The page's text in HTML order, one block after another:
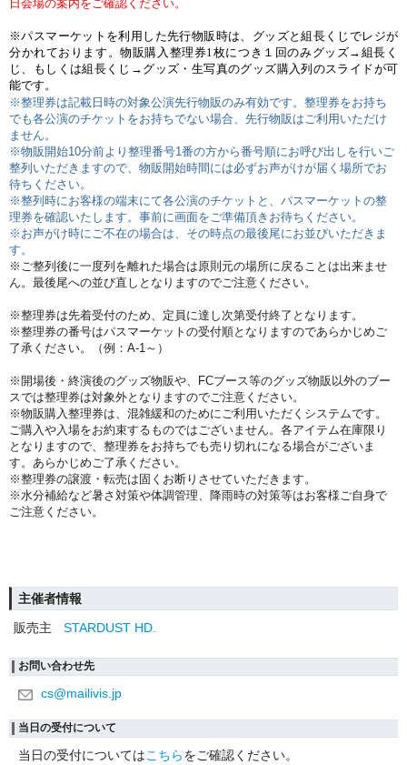
日会場の案内をご確認ください。
※パスマーケットを利用した先行物販時は、グッズと組長くじでレジが
分かれております。物販購入整理券1枚につき１回のみグッズ→組長く
じ、もしくは組長くじ→グッズ・生写真のグッズ購入列のスライドが可
能です。
※整理券は記載日時の対象公演先行物販のみ有効です。整理券をお持ち
でも各公演のチケットをお持ちでない場合、先行物販はご利用いただけ
ません。
※物販開始10分前より整理番号1番の方から番号順にお呼び出しを行いご
整列いただきますので、物販開始時間には必ずお声がけが届く場所でお
待ちください。
※整列時にお客様の端末にて各公演のチケットと、パスマーケットの整
理券を確認いたします。事前に画面をご準備頂きお待ちください。
※お声がけ時にご不在の場合は、その時点の最後尾にお並びいただきま
す。
※ご整列後に一度列を離れた場合は原則元の場所に戻ることは出来ませ
ん。最後尾への並び直しとなりますのでご注意ください。
※整理券は先着受付のため、定員に達し次第受付終了となります。
※整理券の番号はパスマーケットの受付順となりますのであらかじめご
了承ください。
（例：A-1～ ）
※開場後・終演後のグッズ物販や、FCブース等のグッズ物販以外のブー
スでは整理券は対象外となりますのでご注意ください。
※物販購入整理券は、混雑緩和のためにご利用いただくシステムです。
ご購入や入場をお約束するものではございません。 各アイテム在庫限り
となりますので、整理券をお持ちでも売り切れになる場合がございま
す。あらかじめご了承ください。
※整理券の譲渡・転売は固くお断りさせていただきます。
※水分補給など暑さ対策や体調管理、降雨時の対策等はお客様ご自身で
ご注意ください。
主催者情報
販売主
STARDUST HD.
お問い合わせ先
cs@mailivis.jp
当日の受付について
当日の受付についてはこちらをご確認ください。